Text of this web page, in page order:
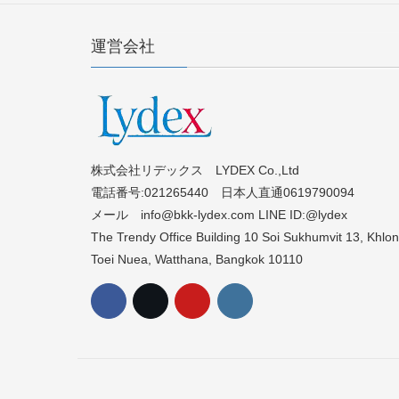
運営会社
株式会社リデックス LYDEX Co.,Ltd
電話番号:021265440 日本人直通0619790094
メール info@bkk-lydex.com LINE ID:@lydex
The Trendy Office Building 10 Soi Sukhumvit 13,
Toei Nuea, Watthana, Bangkok 10110